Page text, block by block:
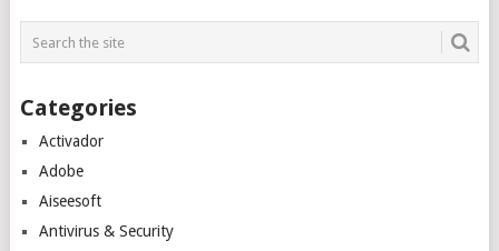
Categories
Activador
Adobe
Aiseesoft
Antivirus & Security